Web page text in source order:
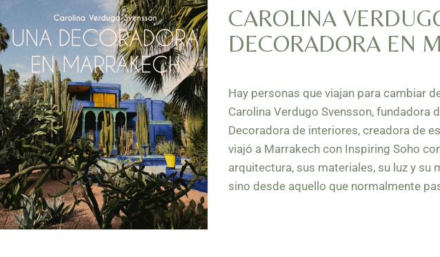
CAROLINA
DECORADORA EN
Hay personas que viajan para cambiar
Carolina Verdugo Svensson, fundadora
Decoradora de interiores, creadora de
viajó a Marrakech con Inspiring Soho
arquitectura, sus materiales, su luz y
sino desde aquello que normalmente